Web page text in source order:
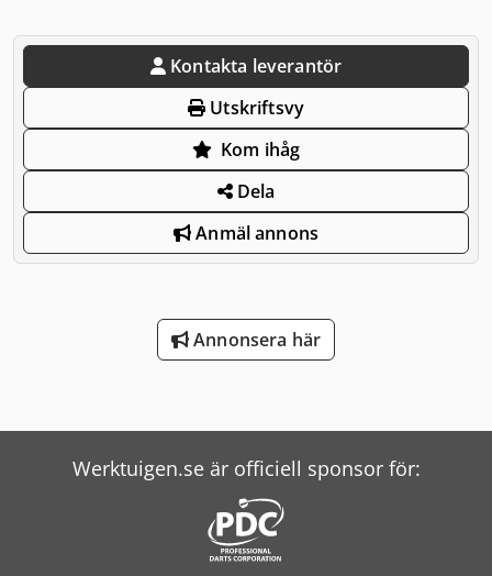
Kontakta leverantör
Utskriftsvy
Kom ihåg
Dela
Anmäl annons
Annonsera här
Werktuigen.se är officiell sponsor för: